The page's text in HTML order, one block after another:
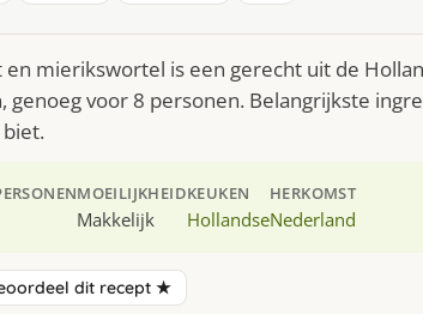
mierikswortel is een gerecht uit de
genoeg voor 8 personen. Belangrijkste
MOEILIJKHEID
Makkelijk
KEUKEN
Hollandse
HERKOMST
Nederland
dit recept ★